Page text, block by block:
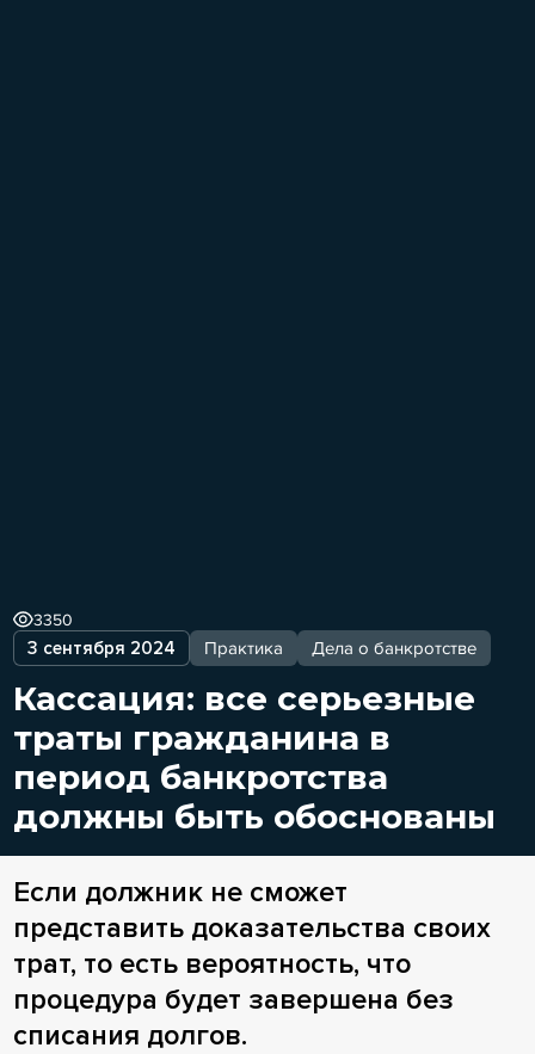
3 сентября 2024 Практика Дела о банкротстве
3350
Кассация: все серьезные
траты гражданина в
период банкротства
должны быть обоснованы
Если должник не сможет
представить доказательства своих
трат, то есть вероятность, что
процедура будет завершена без
списания долгов.